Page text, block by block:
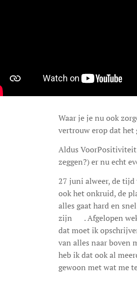
Waar je je nu ook
vertrouw erop dat het
Aldus
zeggen?) er nu echt
27 juni alweer, de
ook het onkruid, de
alles gaat hard en
zijn 🙈. Afgelopen
dat moet ik
van alles naar boven
heb ik dat ook al
gewoon met wat me